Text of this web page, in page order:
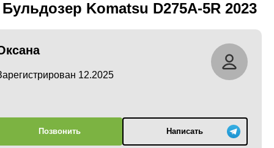
Бульдозер Komatsu D275A-5R 2023
12.2025
Позвонить Написать